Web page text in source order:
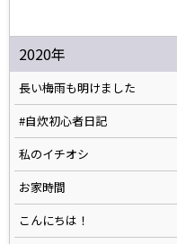
2020年
長い梅雨も明けました
#自炊初心者日記
私のイチオシ
お家時間
こんにちは！